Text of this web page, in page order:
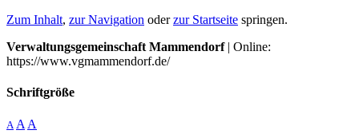
Zum Inhalt, zur Navigation oderzur Startseite springen.
Verwaltungsgemeinschaft Mammendorf| Online:
https://www.vgmammendorf.de/
Schriftgröße
A A A